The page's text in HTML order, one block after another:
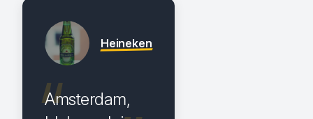
Heineken
Amsterdam,